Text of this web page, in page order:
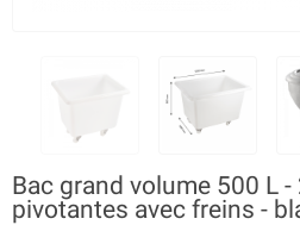
Bac grand volume 500 L
pivotantes avec freins -